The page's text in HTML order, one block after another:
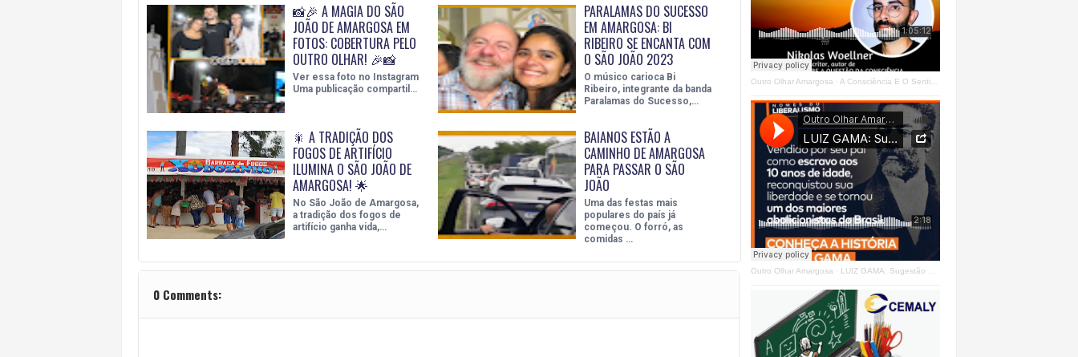
📸🎉 A MAGIA DO SÃO
JOÃO DE AMARGOSA EM
FOTOS: COBERTURA PELO
OUTRO OLHAR! 🎉📸
Ver essa foto no Instagram
Uma publicação compartil…
PARALAMAS DO SUCESSO
EM AMARGOSA: BI
RIBEIRO SE ENCANTA COM
O SÃO JOÃO 2023
O músico carioca Bi
Ribeiro, integrante da banda
Paralamas do Sucesso,…
🎇 A TRADIÇÃO DOS
FOGOS DE ARTIFÍCIO
ILUMINA O SÃO JOÃO DE
AMARGOSA! 🌟
No São João de Amargosa,
a tradição dos fogos de
artifício ganha vida,…
BAIANOS ESTÃO A
CAMINHO DE AMARGOSA
PARA PASSAR O SÃO
JOÃO
Uma das festas mais
populares do país já
começou. O forró, as
comidas …
0 Comments:
Outro Olhar Amargosa · A Consciência E O Sentir - Se Estrangeiro Ao Mundo
Outro Olhar Amargosa · LUIZ GAMA: Sugestão Outro Olhar